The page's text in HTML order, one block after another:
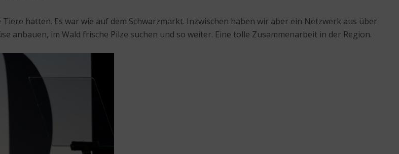
hatten. Es war wie auf dem Schwarzmarkt. Inzwischen haben wir aber ein Netzwerk aus über
anbauen, im Wald frische Pilze suchen und so weiter. Eine tolle Zusammenarbeit in der Region.